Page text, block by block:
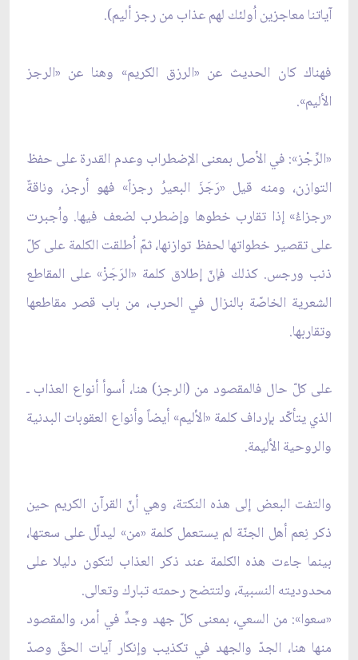
آياتنا معاجزين اُولئك لهم عذاب من رجز أليم).
فهناك كان الحديث عن «الرزق الكريم» وهنا عن «الرجز
الأليم».
«الرِّجْز»: في الأصل بمعنى الإضطراب وعدم القدرة على حفظ
التوازن، ومنه قيل «رَجَزَ البعيرُ رجزاً» فهو أرجز، وناقةٌ
«رجزاءُ» إذا تقارب خطوها وإضطرب لضعف فيها. واُجبرت
على تقصير خطواتها لحفظ توازنها، ثمّ اُطلقت الكلمة على كلّ
ذنب ورجس. كذلك فإنّ إطلاق كلمة «الرَجَزْ» على المقاطع
الشعرية الخاصّة بالنزال في الحرب، من باب قصر مقاطعها
وتقاربها.
على كلّ حال فالمقصود من (الرجز) هنا، أسوأ أنواع العذاب ـ
الذي يتأكّد بإرداف كلمة «الأليم» أيضاً وأنواع العقوبات البدنية
والروحية الأليمة.
والتفت البعض إلى هذه النكتة، وهي أنّ القرآن الكريم حين
ذكر نِعم أهل الجنّة لم يستعمل كلمة «من» ليدلّل على سعتها،
بينما جاءت هذه الكلمة عند ذكر العذاب لتكون دليلا على
محدوديته النسبية، ولتتضح رحمته تبارك وتعالى.
«سعوا»: من السعي، بمعنى كلّ جهد وجدٍّ في أمر، والمقصود
منها هنا، الجدّ والجهد في تكذيب وإنكار آيات الحقّ وصدّ